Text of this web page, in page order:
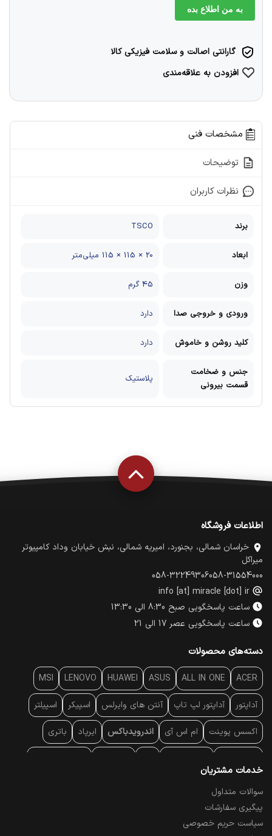
به من اطلاع بده
گارانتی اصالت و سلامت فیزیکی کالا
افزودن به علاقه‌مندی
مشخصات فنی
توضیحات
نظرات کاربران
برند TSCO
ابعاد 20 × 115 × 115 میلی‌متر
وزن 45 گرم
ورودی و خروجی صدا دارد
کلید روشن و خاموش دارد
جنس و ضخامت
قسمت بیرونی
پلاستیک
اطلاعات فروشگاه
خراسان شمالی، بجنورد، امیریه شمالی، نبش خیابان وداد کامپیوتر
میراکل
058-31554000
058-32249306
info [at] miracle [dot] ir
ساعت پاسخگویی صبح 8:30 الی 13:30
ساعت پاسخگویی عصر 17 الی 21
دسته‌های محصولات
ACER
ALL IN ONE
ASUS
HUAWEI
LENOVO
MSI
آداپتور آداپتور لپ تاپ آنتن‌ های وایرلس اسپیکر اسپیلتر
اکسس پوینت ام اس آی اندرویدباکس ایرپاد باتری
پایه سقفی
پرده نمایش
خدمات مشتریان
سوالات متداول
پیگیری سفارشات
سیاست حریم خصوصی